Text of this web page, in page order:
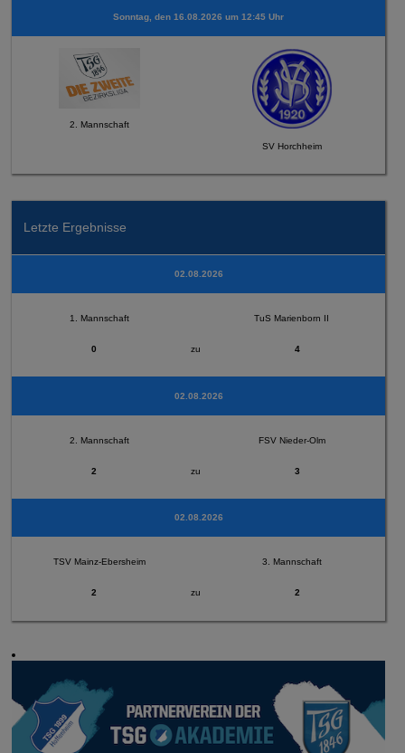
Sonntag, den 16.08.2026 um 12:45 Uhr
2. Mannschaft
SV Horchheim
Letzte Ergebnisse
02.08.2026
1. Mannschaft TuS Marienborn II
0 zu 4
02.08.2026
2. Mannschaft FSV Nieder-Olm
2 zu 3
02.08.2026
TSV Mainz-Ebersheim 3. Mannschaft
2 zu 2